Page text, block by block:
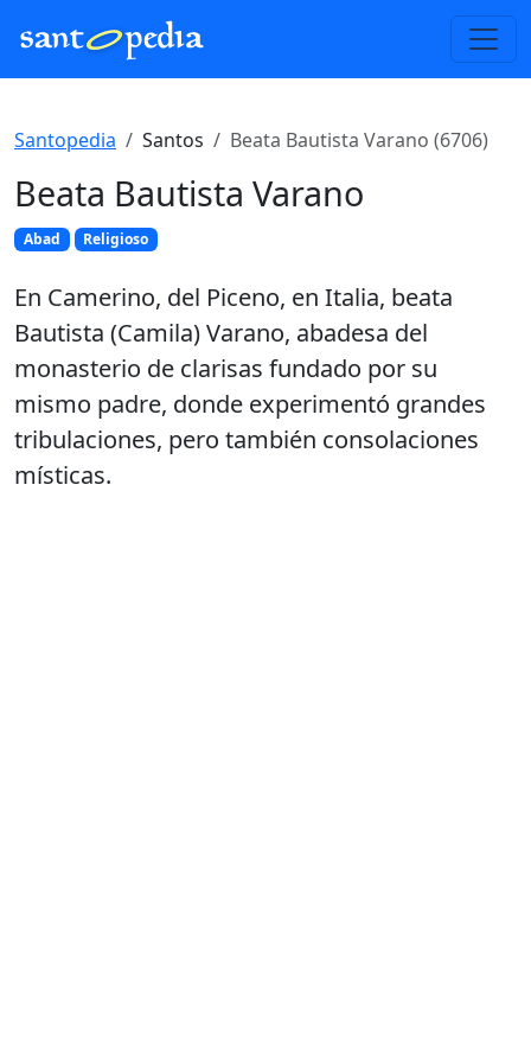
Santopedia Santos Beata Bautista Varano (6706)
Beata Bautista Varano
Abad Religioso
En Camerino, del Piceno, en Italia, beata
Bautista (Camila) Varano, abadesa del
monasterio de clarisas fundado por su
mismo padre, donde experimentó grandes
tribulaciones, pero también consolaciones
místicas.